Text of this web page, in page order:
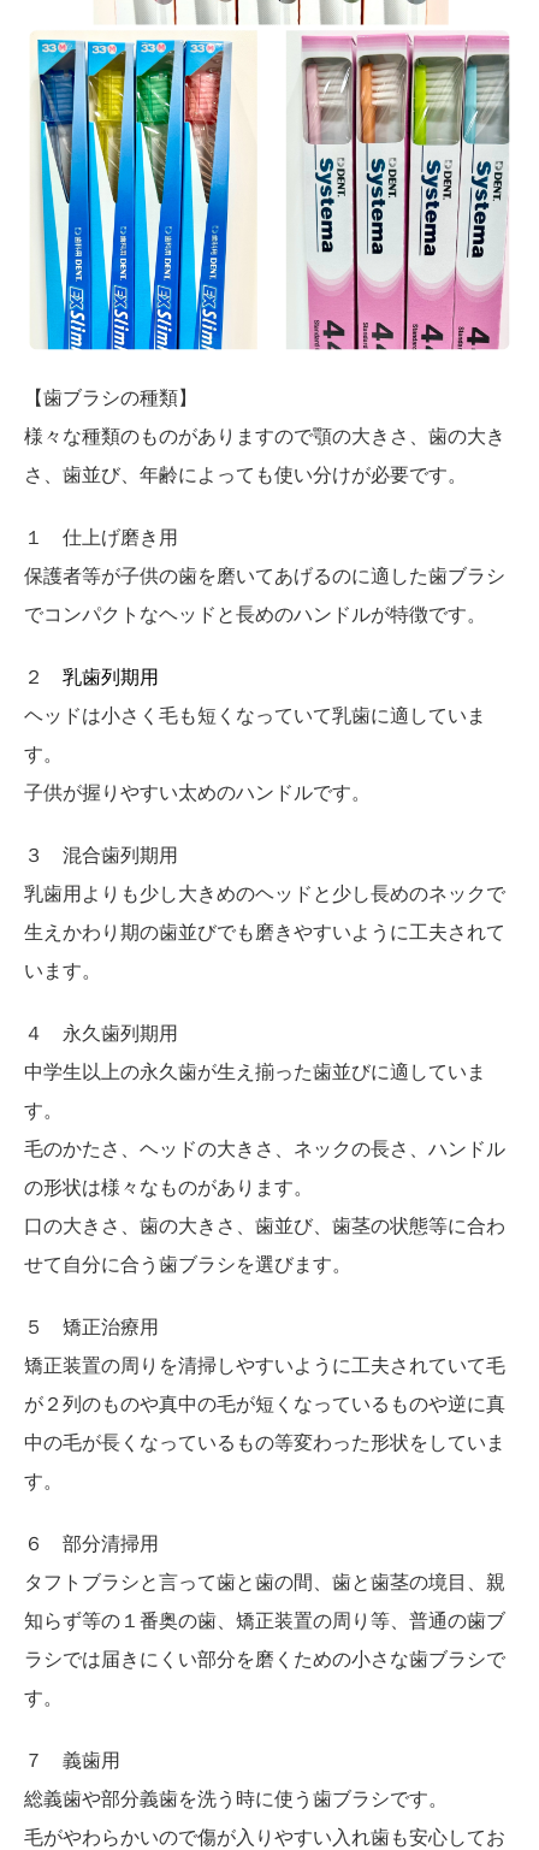
【歯ブラシの種類】
様々な種類のものがありますので顎の大きさ、歯の大き
さ、歯並び、年齢によっても使い分けが必要です。
１ 仕上げ磨き用
保護者等が子供の歯を磨いてあげるのに適した歯ブラシ
でコンパクトなヘッドと長めのハンドルが特徴です。
２ 乳歯列期用
ヘッドは小さく毛も短くなっていて乳歯に適していま
す。
子供が握りやすい太めのハンドルです。
３ 混合歯列期用
乳歯用よりも少し大きめのヘッドと少し長めのネックで
生えかわり期の歯並びでも磨きやすいように工夫されて
います。
４ 永久歯列期用
中学生以上の永久歯が生え揃った歯並びに適していま
す。
毛のかたさ、ヘッドの大きさ、ネックの長さ、ハンドル
の形状は様々なものがあります。
口の大きさ、歯の大きさ、歯並び、歯茎の状態等に合わ
せて自分に合う歯ブラシを選びます。
５ 矯正治療用
矯正装置の周りを清掃しやすいように工夫されていて毛
が２列のものや真中の毛が短くなっているものや逆に真
中の毛が長くなっているもの等変わった形状をしていま
す。
６ 部分清掃用
タフトブラシと言って歯と歯の間、歯と歯茎の境目、親
知らず等の１番奥の歯、矯正装置の周り等、普通の歯ブ
ラシでは届きにくい部分を磨くための小さな歯ブラシで
す。
７ 義歯用
総義歯や部分義歯を洗う時に使う歯ブラシです。
毛がやわらかいので傷が入りやすい入れ歯も安心してお